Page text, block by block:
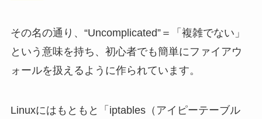
その名の通り、“Uncomplicated”＝「複雑でない」
という意味を持ち、初心者でも簡単にファイアウ
ォールを扱えるように作られています。
Linuxにはもともと「iptables（アイピーテーブル